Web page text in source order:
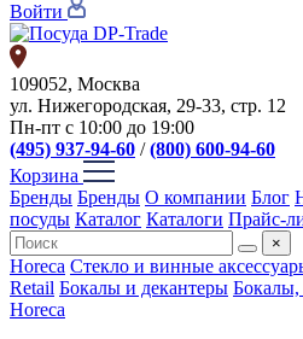
Войти
109052, Москва
ул. Нижегородская, 29-33, стр. 12
Пн-пт с 10:00 до 19:00
(495) 937-94-60 /(800) 600-94-60
Корзина
Бренды Бренды О компании Блог
посуды Каталог Каталоги Прайс-
×
Horeca Стекло и винные
Retail Бокалы и декантеры
Horeca